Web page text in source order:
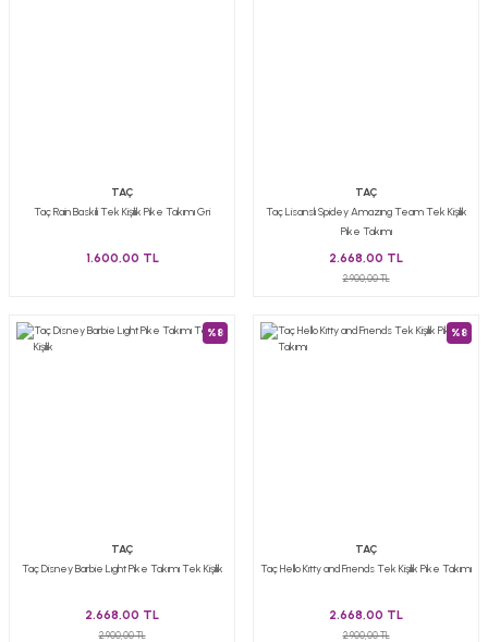
TAÇ
Taç Rain Baskili Tek Kişilik Pike Takımı Gri
1.600,00 TL
TAÇ
Taç Lisanslı Spidey Amazıng Team Tek Kişilik
Pike Takımı
2.668,00 TL
2.900,00 TL
%8
TAÇ
Taç Disney Barbie Lıght Pike Takımı Tek Kişilik
2.668,00 TL
2.900,00 TL
%8
TAÇ
Taç Hello Kıtty and Frıends Tek Kişilik Pike Takımı
2.668,00 TL
2.900,00 TL